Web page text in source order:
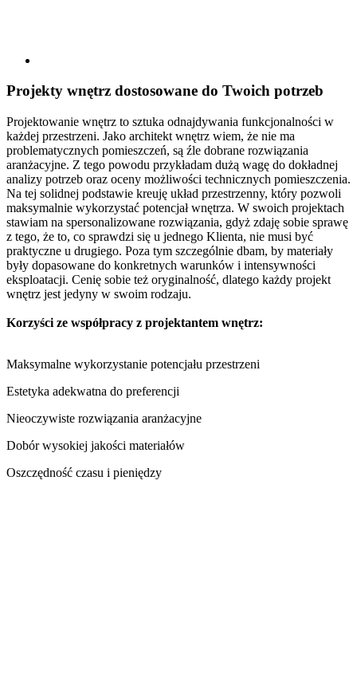
Projekty wnętrz dostosowane do Twoich potrzeb
Projektowanie wnętrz to sztuka odnajdywania funkcjonalności w
każdej przestrzeni. Jako architekt wnętrz wiem, że nie ma
problematycznych pomieszczeń, są źle dobrane rozwiązania
aranżacyjne. Z tego powodu przykładam dużą wagę do dokładnej
analizy potrzeb oraz oceny możliwości technicznych pomieszczenia.
Na tej solidnej podstawie kreuję układ przestrzenny, który pozwoli
maksymalnie wykorzystać potencjał wnętrza. W swoich projektach
stawiam na spersonalizowane rozwiązania, gdyż zdaję sobie sprawę
z tego, że to, co sprawdzi się u jednego Klienta, nie musi być
praktyczne u drugiego. Poza tym szczególnie dbam, by materiały
były dopasowane do konkretnych warunków i intensywności
eksploatacji. Cenię sobie też oryginalność, dlatego każdy projekt
wnętrz jest jedyny w swoim rodzaju.
Korzyści ze współpracy z projektantem wnętrz:
Maksymalne wykorzystanie potencjału przestrzeni
Estetyka adekwatna do preferencji
Nieoczywiste rozwiązania aranżacyjne
Dobór wysokiej jakości materiałów
Oszczędność czasu i pieniędzy